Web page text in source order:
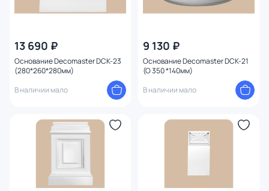
13 690 ₽
Основание Decomaster DCK-23
(280*260*280мм)
В наличии мало
9 130 ₽
Основание Decomaster DCK-21
(O 350 *140мм)
В наличии мало